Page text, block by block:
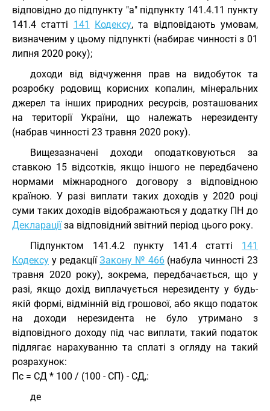
відповідно до підпункту "а" підпункту 141.4.11 пункту
141.4 статті 141 Кодексу, та відповідають умовам,
визначеним у цьому підпункті (набирає чинності з 01
липня 2020 року);
доходи від відчуження прав на видобуток та
розробку родовищ корисних копалин, мінеральних
джерел та інших природних ресурсів, розташованих
на території України, що належать нерезиденту
(набрав чинності 23 травня 2020 року).
Вищезазначені доходи оподатковуються за
ставкою 15 відсотків, якщо іншого не передбачено
нормами міжнародного договору з відповідною
країною. У разі виплати таких доходів у 2020 році
суми таких доходів відображаються у додатку ПН до
Деклараціїза відповідний звітний період цього року.
Підпунктом 141.4.2 пункту 141.4 статті 141
Кодексу у редакціїЗакону № 466(набула чинності 23
травня 2020 року), зокрема, передбачається, що у
разі, якщо дохід виплачується нерезиденту у будь-
якій формі, відмінній від грошової, або якщо податок
на доходи нерезидента не було утримано з
відповідного доходу під час виплати, такий податок
підлягає нарахуванню та сплаті з огляду на такий
розрахунок:
Пс = СД * 100 / (100 - СП) - СД,:
де